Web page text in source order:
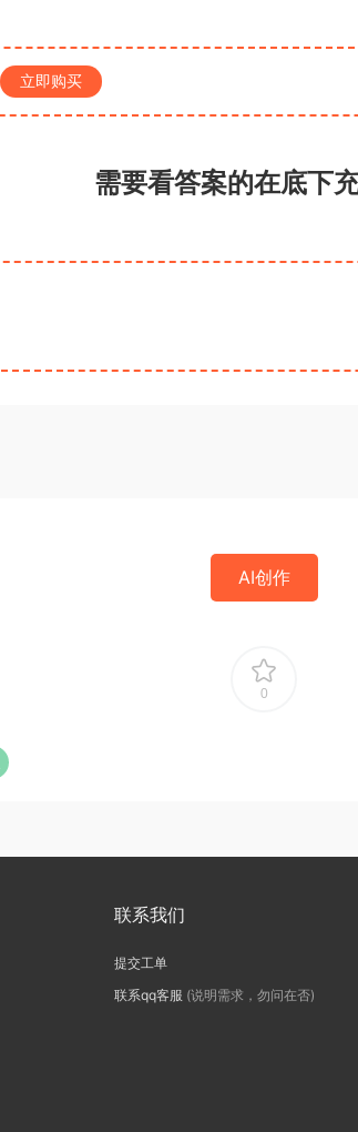
立即购买
需要看答案的在底下
AI创作
0
联系我们
提交工单
联系qq客服 (说明需求，勿问在否)